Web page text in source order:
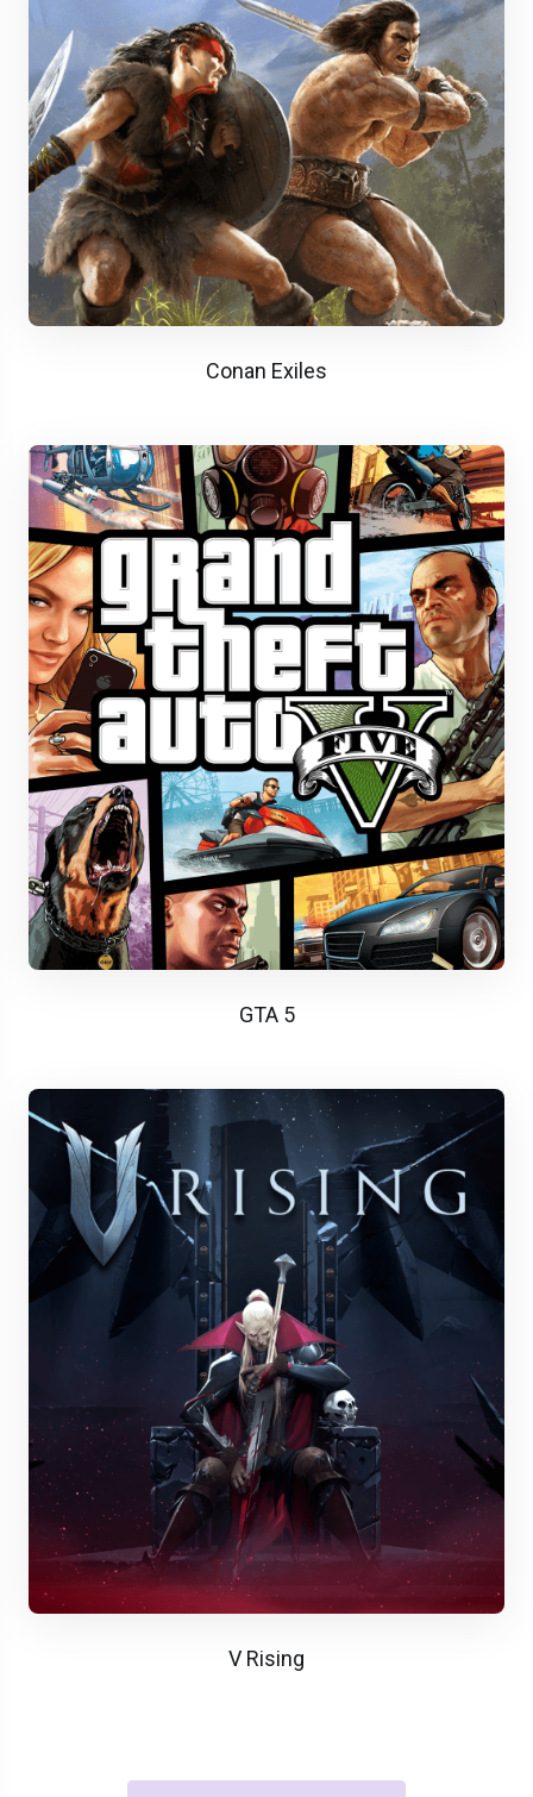
Conan Exiles
GTA 5
V Rising